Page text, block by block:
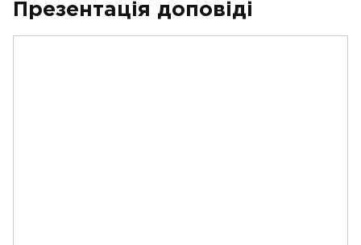
Презентація доповіді